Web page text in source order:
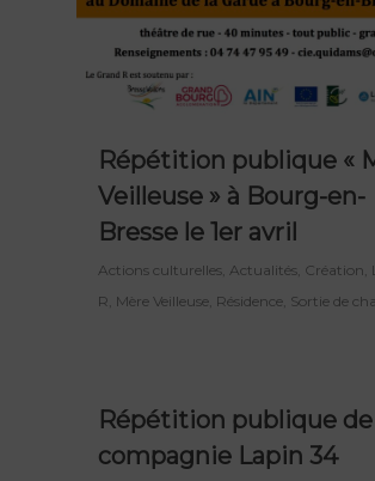
Répétition publique «
Veilleuse » à Bourg-en-
Bresse le 1er avril
Actions culturelles Actualités Création
R Mère Veilleuse Résidence Sortie de
Répétition publique de
compagnie Lapin 34